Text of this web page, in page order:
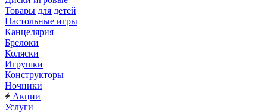
Товары для детей
Настольные игры
Канцелярия
Брелоки
Коляски
Игрушки
Конструкторы
Ночники
Акции
Услуги